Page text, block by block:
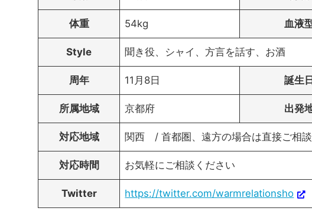
体重 54kg 血液
Style 聞き役、シャイ、方言を話す、お酒
周年 11月8日 誕生日
所属地域 京都府 出発
対応地域 関西 / 首都圏、遠方の場合は直接ご相
対応時間 お気軽にご相談ください
Twitter https://twitter.com/warmrelationsho